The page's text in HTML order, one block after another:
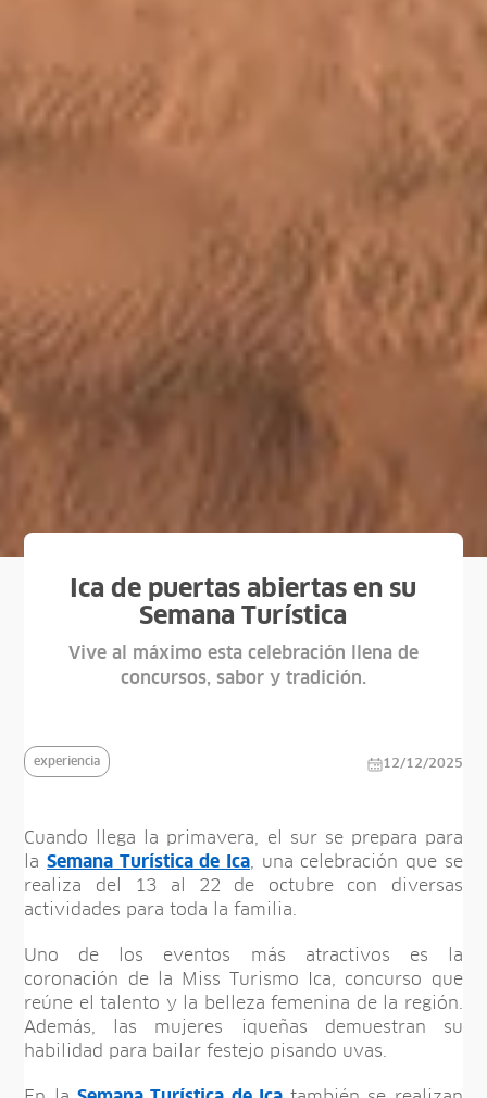
Ica de puertas abiertas en su
Semana Turística
Vive al máximo esta celebración llena de
concursos, sabor y tradición.
experiencia 12/12/2025
Cuando llega la primavera, el sur se prepara para
laSemana Turística de Ica , una celebración que se
realiza del 13 al 22 de octubre con diversas
actividades para toda la familia.
Uno de los eventos más atractivos es la
coronación de la Miss Turismo Ica, concurso que
reúne el talento y la belleza femenina de la región.
Además, las mujeres iqueñas demuestran su
habilidad para bailar festejo pisando uvas.